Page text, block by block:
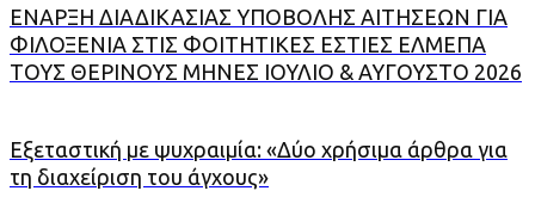
ΕΝΑΡΞΗ ΔΙΑΔΙΚΑΣΙΑΣ ΥΠΟΒΟΛΗΣ ΑΙΤΗΣΕΩΝ ΓΙΑ
ΦΙΛΟΞΕΝΙΑ ΣΤΙΣ ΦΟΙΤΗΤΙΚΕΣ ΕΣΤΙΕΣ ΕΛΜΕΠΑ
ΤΟΥΣ ΘΕΡΙΝΟΥΣ ΜΗΝΕΣ ΙΟΥΛΙΟ & ΑΥΓΟΥΣΤΟ 2026
Εξεταστική με ψυχραιμία: «Δύο χρήσιμα άρθρα για
τη διαχείριση του άγχους»